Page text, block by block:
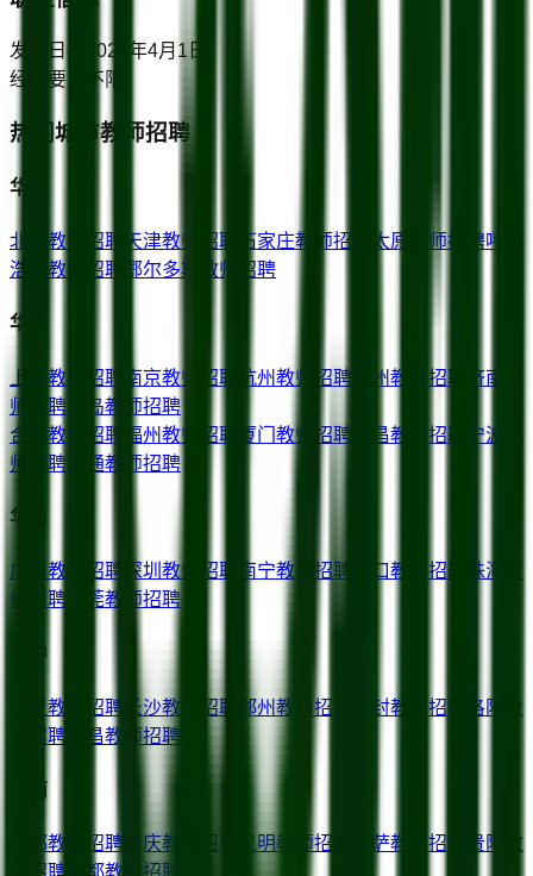
发布日期
2026年4月1日
经验要求
不限
热门城市教师招聘
华北
北京 教师招聘 天津教师招聘 石家庄教师招聘 太原 教师招聘呼和
浩特 教师招聘 鄂尔多斯 教师招聘
华东
上海 教师招聘 南京教师招聘 杭州教师招聘 苏州教师招聘 济南
师招聘 青岛教师招聘
合肥 教师招聘 福州教师招聘 厦门 教师招聘 南昌教师招聘 宁波
师招聘 南通教师招聘
华南
广州 教师招聘 深圳 教师招聘 南宁教师招聘 海口教师招聘 珠海
师招聘
东莞教师招聘
华中
武汉教师招聘 长沙教师招聘 郑州教师招聘 开封教师招聘 洛阳
教
师招聘
宜昌教师招聘
西南
成都教师招聘 重庆教师招聘 昆明教师招聘 拉萨教师招聘 贵阳
教